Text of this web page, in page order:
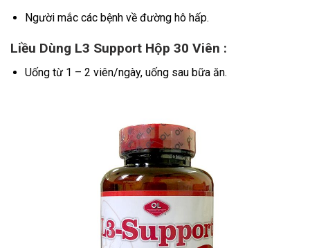
Người mắc các bệnh về đường hô hấp.
Liều Dùng L3 Support Hộp 30 Viên :
Uống từ 1 – 2 viên/ngày, uống sau bữa ăn.